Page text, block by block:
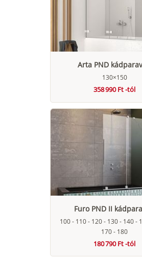
Arta PND
130×150
358 990 Ft -tól
Furo PND II
100 - 110 - 120 - 130 - 140 -
170 - 180
180 790 Ft -tól